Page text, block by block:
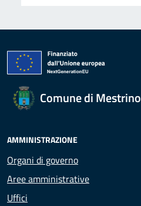
Comune di Mestrino
AMMINISTRAZIONE
Organi di governo
Aree amministrative
Uffici